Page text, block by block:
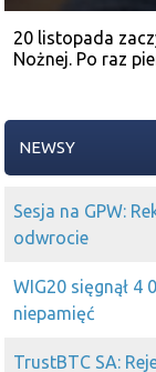
20 listopada
Nożnej. Po raz
NEWSY
Sesja na GPW:
odwrocie
WIG20 sięgnął 4
niepamięć
TrustBTC SA: